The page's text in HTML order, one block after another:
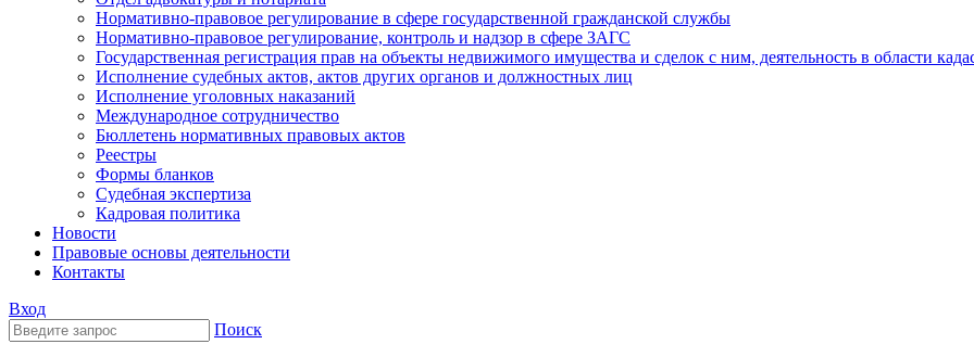
Нормативно-правовое регулирование в сфере государственной гражданской службы
Нормативно-правовое регулирование, контроль и надзор в сфере ЗАГС
Государственная регистрация прав на объекты недвижимого имущества и сделок с ним, деятельность в области
Исполнение судебных актов, актов других органов и должностных лиц
Исполнение уголовных наказаний
Международное сотрудничество
Бюллетень нормативных правовых актов
Реестры
Формы бланков
Судебная экспертиза
Кадровая политика
Новости
Правовые основы деятельности
Контакты
Вход
Поиск